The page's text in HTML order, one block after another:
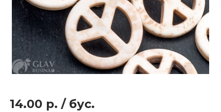
14.00 р. / бус.